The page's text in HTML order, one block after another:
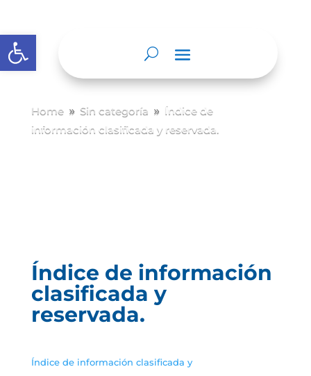
Abrir barra de herramientas
Home 9 Sin categoría 9 Índice de
información clasificada y reservada.
Índice de información
clasificada y
reservada.
Índice de información clasificada y